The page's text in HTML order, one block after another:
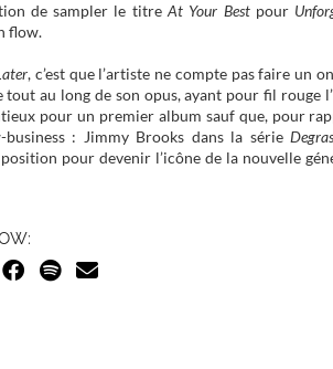
de sampler le titre At Your Bestpour
flow.
, c’est que l’artiste ne compte pas faire un
au long de son opus, ayant pour fil rouge
pour un premier album sauf que, pour
: Jimmy Brooks dans la série
pour devenir l’icône de la nouvelle